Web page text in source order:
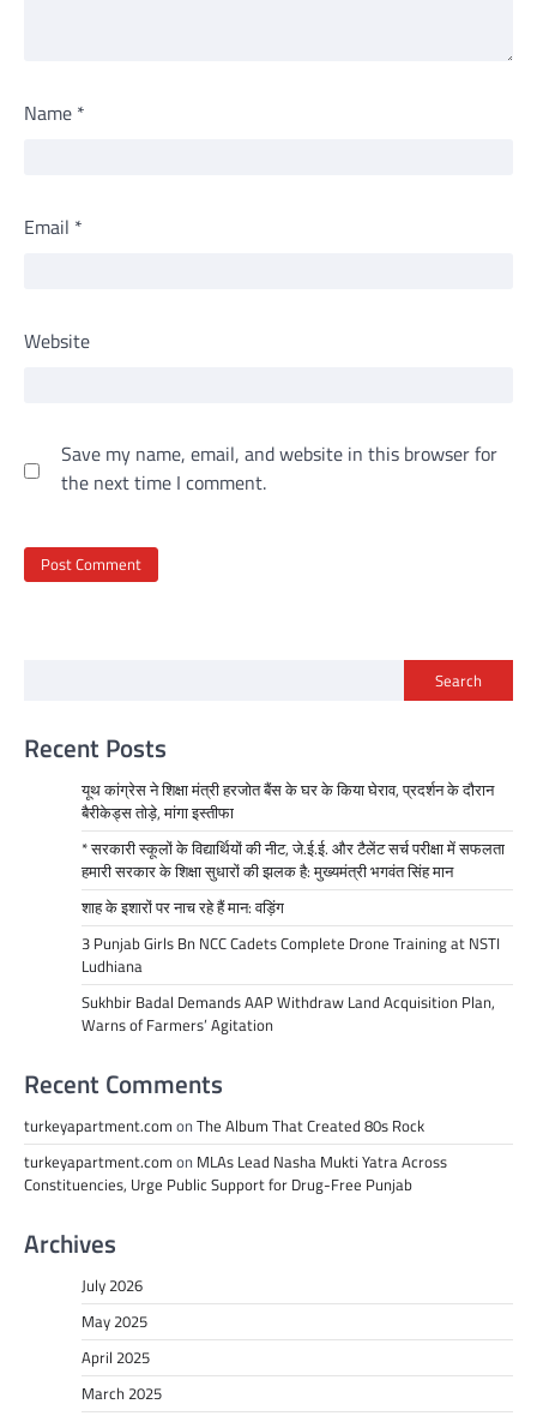
Name *
Email *
Website
Save my name, email, and website in this browser for
the next time I comment.
Search
Recent Posts
यूथ कांग्रेस ने शिक्षा मंत्री हरजोत बैंस के घर के किया घेराव, प्रदर्शन के दौरान
बैरीकेड्स तोड़े, मांगा इस्तीफा
* सरकारी स्कूलों के विद्यार्थियों की नीट, जे.ई.ई. और टैलेंट सर्च परीक्षा में सफलता
हमारी सरकार के शिक्षा सुधारों की झलक है: मुख्यमंत्री भगवंत सिंह मान
शाह के इशारों पर नाच रहे हैं मान: वड़िंग
3 Punjab Girls Bn NCC Cadets Complete Drone Training at NSTI
Ludhiana
Sukhbir Badal Demands AAP Withdraw Land Acquisition Plan,
Warns of Farmers’ Agitation
Recent Comments
turkeyapartment.com on The Album That Created 80s Rock
turkeyapartment.com on MLAs Lead Nasha Mukti Yatra Across
Constituencies, Urge Public Support for Drug-Free Punjab
Archives
July 2026
May 2025
April 2025
March 2025